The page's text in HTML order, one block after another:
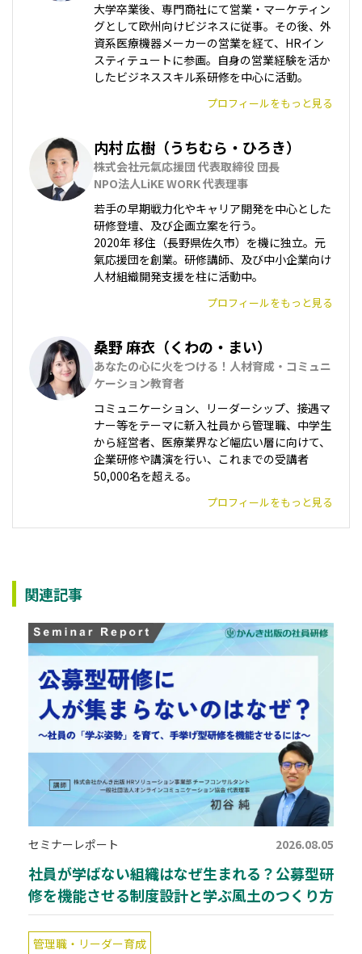
大学卒業後、専門商社にて営業・マーケティン
グとして欧州向けビジネスに従事。その後、外
資系医療機器メーカーの営業を経て、HRイン
スティテュートに参画。自身の営業経験を活か
したビジネススキル系研修を中心に活動。
プロフィールをもっと見る
内村 広樹（うちむら・ひろき）
株式会社元氣応援団 代表取締役 団長
NPO法人LiKE WORK 代表理事
若手の早期戦力化やキャリア開発を中心とした
研修登壇、及び企画立案を行う。
2020年 移住（長野県佐久市）を機に独立。元
氣応援団を創業。研修講師、及び中小企業向け
人材組織開発支援を柱に活動中。
プロフィールをもっと見る
桑野 麻衣（くわの・まい）
あなたの心に火をつける！人材育成・コミュニ
ケーション教育者
コミュニケーション、リーダーシップ、接遇マ
ナー等をテーマに新入社員から管理職、中学生
から経営者、医療業界など幅広い層に向けて、
企業研修や講演を行い、これまでの受講者
50,000名を超える。
プロフィールをもっと見る
関連記事
セミナーレポート 2026.08.05
社員が学ばない組織はなぜ生まれる？公募型研
修を機能させる制度設計と学ぶ風土のつくり方
管理職・リーダー育成